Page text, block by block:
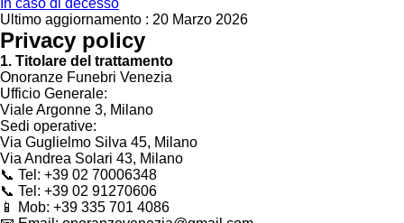
In caso di decesso
Ultimo aggiornamento : 20 Marzo 2026
Privacy policy
1. Titolare del trattamento
Onoranze Funebri Venezia
Ufficio Generale:
Viale Argonne 3, Milano
Sedi operative:
Via Guglielmo Silva 45, Milano
Via Andrea Solari 43, Milano
📞 Tel: +39 02 70006348
📞 Tel: +39 02 91270606
📱 Mob: +39 335 701 4086